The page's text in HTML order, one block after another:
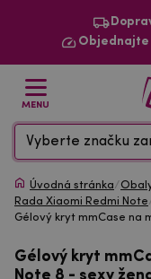
Objednajte
MENU
Vyberte značku
Úvodná stránka/
Rada Xiaomi Redmi Note
Gélový kryt mmCase na
Gélový kryt